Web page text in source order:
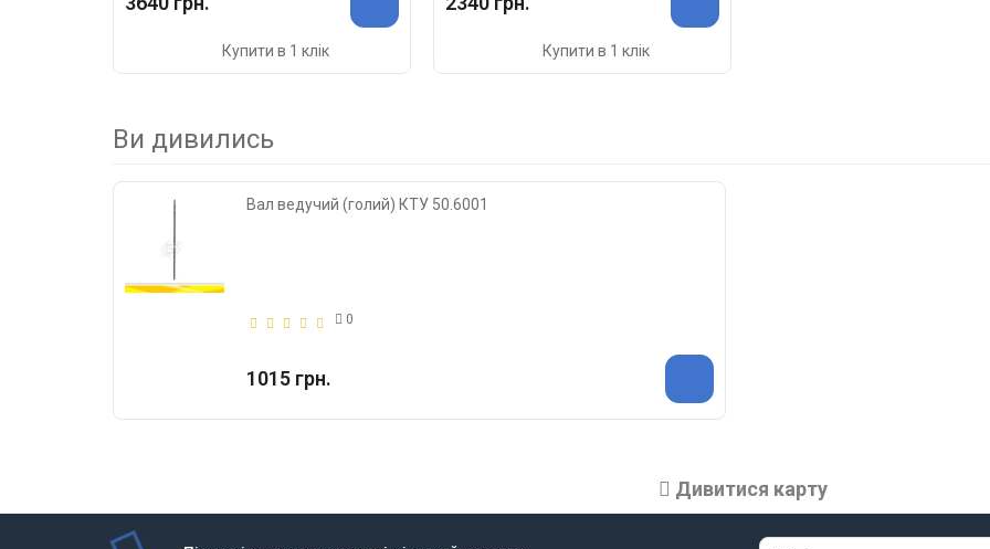
Купити в 1 клік Купити в 1 клік
Ви дивились
Вал ведучий (голий) КТУ 50.6001
0
1015 грн.
Дивитися карту